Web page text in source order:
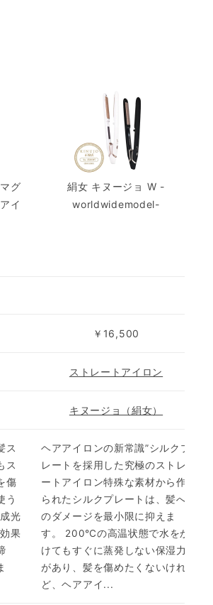
グ
イ
絹女 キヌージョ W -
worldwidemodel-
￥16,500
ストレートアイロン
キヌージョ（絹女）
ス
ス
傷
う
光
果
ヘアアイロンの新常識”シルクプ
レートを採用した究極のストレ
ートアイロン特殊な素材から作
られたシルクプレートは、髪へ
のダメージを最小限に抑えま
す。 200℃の高温状態で水をか
けてもすぐに蒸発しない保湿力
があり、髪を傷めたくないけれ
ど、ヘアアイ...